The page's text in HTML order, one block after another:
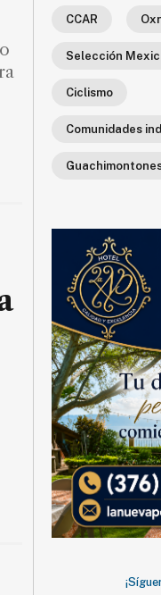
CCAR
Selección
Ciclismo
Comunidades